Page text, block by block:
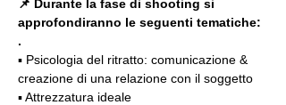
📌 Durante la fase di shooting si
approfondiranno le seguenti tematiche:
.
▪️ Psicologia del ritratto: comunicazione &
creazione di una relazione con il soggetto
▪️ Attrezzatura ideale